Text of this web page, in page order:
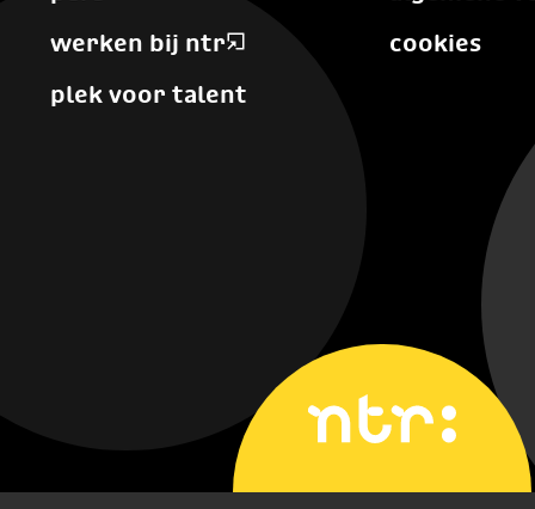
werken bij ntr
plek voor talent
cookies